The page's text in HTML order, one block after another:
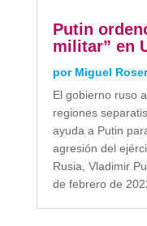
Putin
militar” en
por Miguel
El gobierno ruso
regiones
ayuda a Putin
agresión del
Rusia, Vladimir
de febrero de